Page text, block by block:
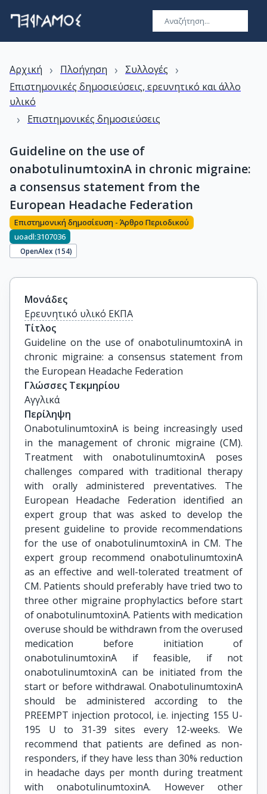
Αρχική › Πλοήγηση › Συλλογές ›
Επιστημονικές δημοσιεύσεις, ερευνητικό και άλλο
υλικό
› Επιστημονικές δημοσιεύσεις
Guideline on the use of
onabotulinumtoxinA in chronic migraine:
a consensus statement from the
European Headache Federation
Επιστημονική δημοσίευση - Άρθρο Περιοδικού
uoadl:3107036
OpenAlex (154)
Μονάδες
Ερευνητικό υλικό ΕΚΠΑ
Τίτλος
Guideline on the use of onabotulinumtoxinA in
chronic migraine: a consensus statement from
the European Headache Federation
Γλώσσες Τεκμηρίου
Αγγλικά
Περίληψη
OnabotulinumtoxinA is being increasingly used
in the management of chronic migraine (CM).
Treatment with onabotulinumtoxinA poses
challenges compared with traditional therapy
with orally administered preventatives. The
European Headache Federation identified an
expert group that was asked to develop the
present guideline to provide recommendations
for the use of onabotulinumtoxinA in CM. The
expert group recommend onabotulinumtoxinA
as an effective and well-tolerated treatment of
CM. Patients should preferably have tried two to
three other migraine prophylactics before start
of onabotulinumtoxinA. Patients with medication
overuse should be withdrawn from the overused
medication before initiation of
onabotulinumtoxinA if feasible, if not
onabotulinumtoxinA can be initiated from the
start or before withdrawal. OnabotulinumtoxinA
should be administered according to the
PREEMPT injection protocol, i.e. injecting 155 U-
195 U to 31-39 sites every 12-weeks. We
recommend that patients are defined as non-
responders, if they have less than 30% reduction
in headache days per month during treatment
with onabotulinumtoxinA. However other